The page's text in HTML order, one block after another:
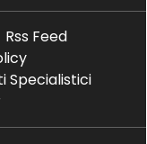
Rss Feed
Specialistici